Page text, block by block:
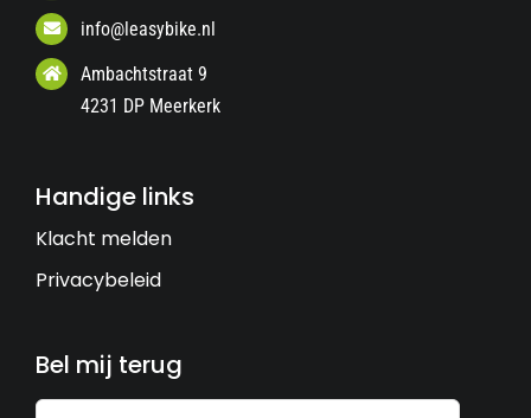
info@leasybike.nl
Ambachtstraat 9
4231 DP Meerkerk
Handige links
Klacht melden
Privacybeleid
Bel mij terug